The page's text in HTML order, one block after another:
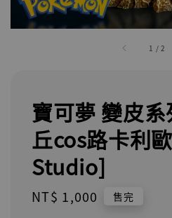
1 /2
寶可夢 變皮
丘cos路卡利
Studio]
Regular
NT$ 1,000 售完